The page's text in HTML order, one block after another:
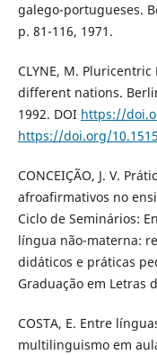
galego-portugueses.
p. 81-116, 1971.
CLYNE, M.
different nations.
1992. DOI https://
https://doi.org/
CONCEIÇÃO, J. V.
afroafirmativos no
Ciclo de Seminários:
língua não-materna:
didáticos e práticas
Graduação em Letras
COSTA, E. Entre
multilinguismo em